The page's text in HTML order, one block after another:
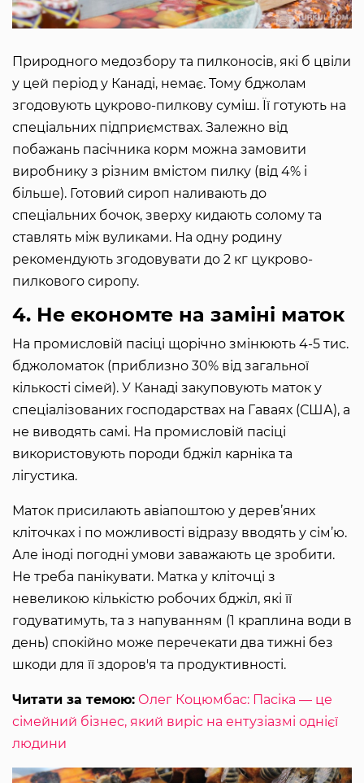
Природного медозбору та пилконосів, які б цвіли
у цей період у Канаді, немає. Тому бджолам
згодовують цукрово-пилкову суміш. Її готують на
спеціальних підприємствах. Залежно від
побажань пасічника корм можна замовити
виробнику з різним вмістом пилку (від 4% і
більше). Готовий сироп наливають до
спеціальних бочок, зверху кидають солому та
ставлять між вуликами. На одну родину
рекомендують згодовувати до 2 кг цукрово-
пилкового сиропу.
4. Не економте на заміні маток
На промисловій пасіці щорічно змінюють 4-5 тис.
бджоломаток (приблизно 30% від загальної
кількості сімей). У Канаді закуповують маток у
спеціалізованих господарствах на Гаваях (США), а
не виводять самі. На промисловій пасіці
використовують породи бджіл карніка та
лігустика.
Маток присилають авіапоштою у дерев’яних
кліточках і по можливості відразу вводять у сім’ю.
Але іноді погодні умови заважають це зробити.
Не треба панікувати. Матка у кліточці з
невеликою кількістю робочих бджіл, які її
годуватимуть, та з напуванням (1 краплина води в
день) спокійно може перечекати два тижні без
шкоди для її здоров'я та продуктивності.
Читати за темою: Олег Коцюмбас: Пасіка — це
сімейний бізнес, який виріс на ентузіазмі однієї
людини